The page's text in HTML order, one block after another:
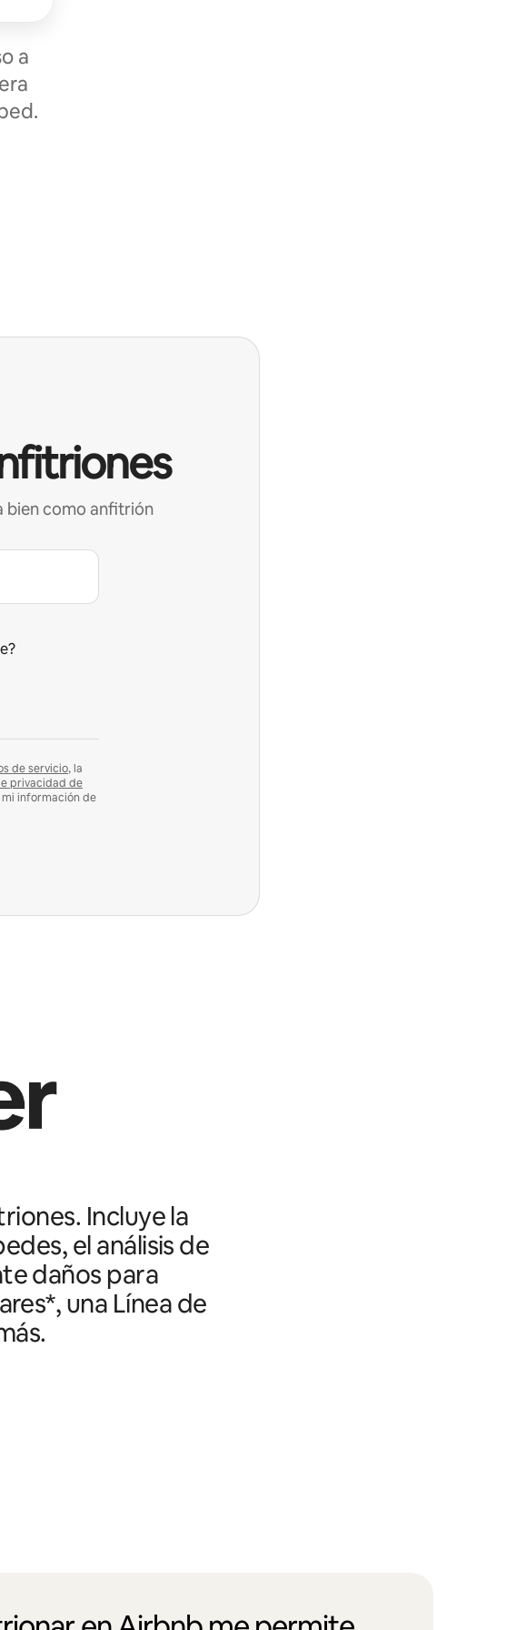
a
bien como anfitrión
de servicio, la
privacidad de
información de
Incluye la
el análisis de
daños para
una Línea de